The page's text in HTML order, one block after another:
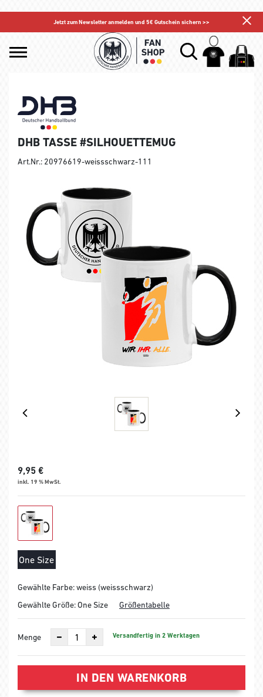
Jetzt zum Newsletter anmelden und 5€ Gutschein sichern >>
DHB TASSE #SILHOUETTEMUG
Art.Nr.: 20976619-weissschwarz-111
9,95 €
inkl. 19 % MwSt.
One Size
Gewählte Farbe: weiss (weissschwarz)
Gewählte Größe:One Size Größentabelle
Menge Versandfertig in 2 Werktagen
IN DEN WARENKORB